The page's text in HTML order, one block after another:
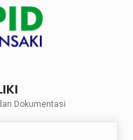
50
Dokumentasi